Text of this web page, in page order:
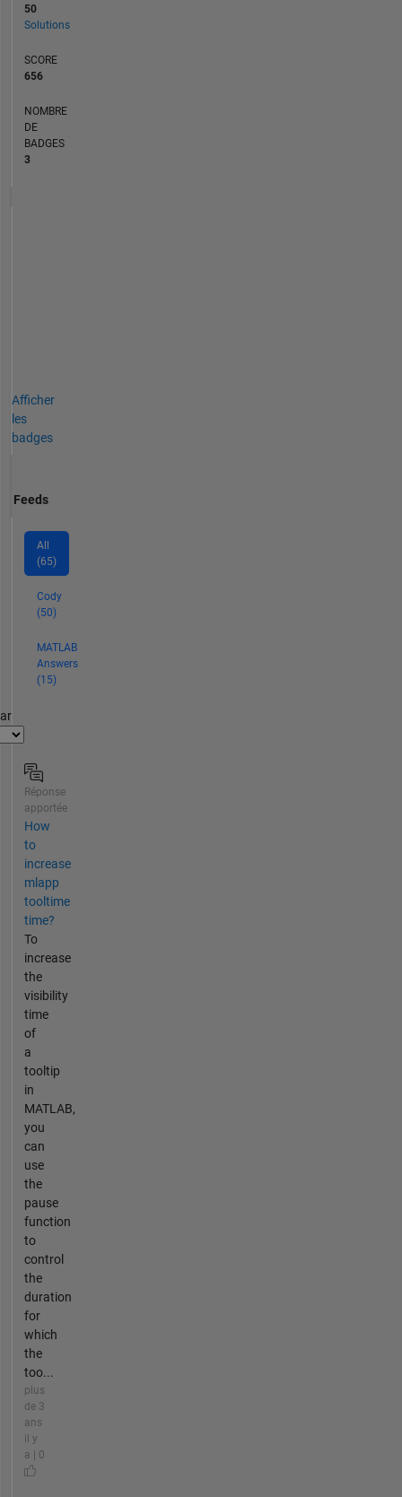
50
Solutions
SCORE
656
NOMBRE
DE
BADGES
3
Afficher
les
badges
Feeds
All
(65)
Cody
(50)
MATLAB
Answers
(15)
Réponse
apportée
How
to
increase
mlapp
tooltime
time?
To
increase
the
visibility
time
of
a
tooltip
in
MATLAB,
you
can
use
the
pause
function
to
control
the
duration
for
which
the
too...
plus
de 3
ans
il y
a | 0